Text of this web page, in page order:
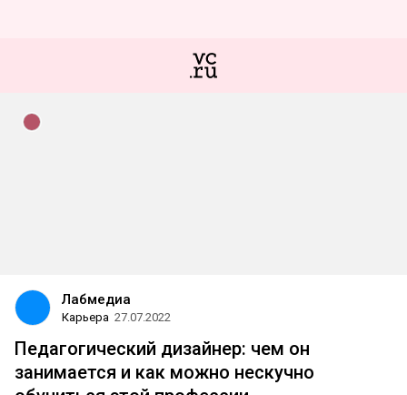
Лабмедиа
Карьера 27.07.2022
Педагогический дизайнер: чем он
занимается и как можно нескучно